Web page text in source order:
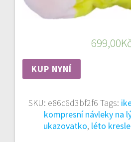
699,00
KUP NYNÍ
SKU: e86c6d3bf2f6 Tags:
kompresní návleky na
ukazovatko, léto